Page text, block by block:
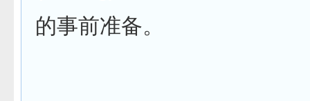
的事前准备。